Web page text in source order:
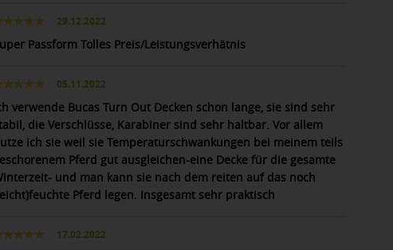
29.12.2022
Passform Tolles Preis/Leistungsverhätnis
05.11.2022
verwende Bucas Turn Out Decken schon lange, sie sind sehr
die Verschlüsse, Karabiner sind sehr haltbar. Vor allem
ich sie weil sie Temperaturschwankungen bei meinem teils
Pferd gut ausgleichen-eine Decke für die gesamte
und man kann sie nach dem reiten auf das noch
Pferd legen. Insgesamt sehr praktisch
17.02.2022